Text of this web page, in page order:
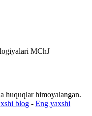
MChJ
huquqlar himoyalangan.
blog - Eng yaxshi